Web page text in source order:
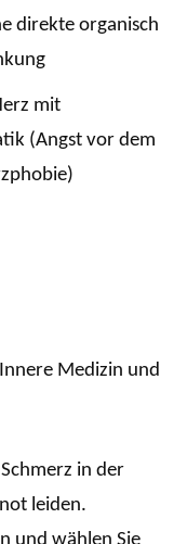
direkte organisch
mit
(Angst vor dem
Medizin und
in der
leiden.